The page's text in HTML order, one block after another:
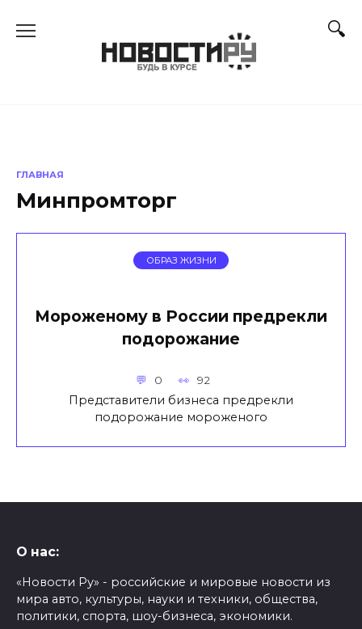
ГЛАВНАЯ
Минпромторг
ОБРАЗ ЖИЗНИ
Мороженому в России предрекли
подорожание
0 92
Представители бизнеса предрекли
подорожание мороженого
О нас:
«Новости Ру» - российские и мировые новости из
мира авто, культуры, науки и техники, общества,
политики, спорта, шоу-бизнеса, экономики.